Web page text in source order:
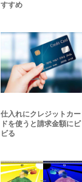
すすめ
仕入れにクレジットカー
ドを使うと請求金額にビ
ビる